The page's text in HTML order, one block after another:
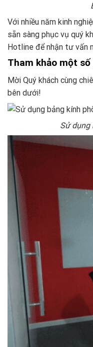
Với nhiều năm kinh
sẵn sàng phục vụ quý
Hotline để nhận tư vấn
Tham khảo một
Mời Quý khách cùng
bên dưới!
Sử dụng